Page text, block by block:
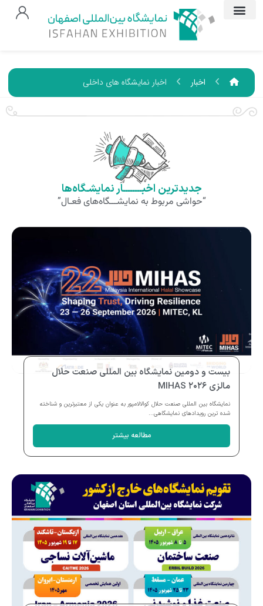
اخبار اخبار نمایشگاه های داخلی
جدیدترین اخبــــــــار نمایشـگاه‌ها
“حواشی مربوط به نمایشـــگاه‌های فعـال”
بیست و دومین نمایشگاه بین المللی صنعت حلال
مالزی MIHAS ۲۰۲۶
نمایشگاه بین المللی صنعت حلال کوالالامپور به عنوان یکی از معتبرترین و شناخته
شده ترین رویدادهای نمایشگاهی...
مطالعه بیشتر